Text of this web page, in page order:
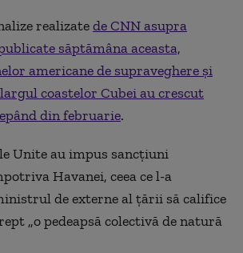
realizatede CNN asupra
săptămâna aceasta,
americane de supraveghere și
coastelor Cubei au crescut
din februarie.
Unite au impus sancțiuni
Havanei, ceea ce l-a
de externe al țării să califice
„o pedeapsă colectivă de natură